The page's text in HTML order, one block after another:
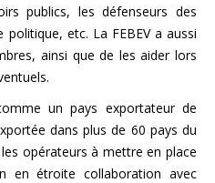
publics, les défenseurs des
etc. La FEBEV a aussi
ainsi que de les aider lors
un pays exportateur de
dans plus de 60 pays du
opérateurs à mettre en place
en étroite collaboration avec